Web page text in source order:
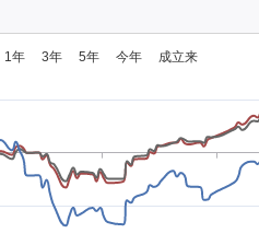
1年 3年 5年 今年 成立来